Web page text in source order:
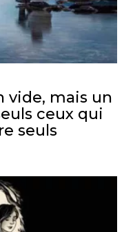
vide, mais un
ceux qui
seuls